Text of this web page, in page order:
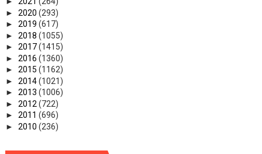
► 2020 (293)
► 2019 (617)
► 2018 (1055)
► 2017(1415)
► 2016 (1360)
► 2015 (1162)
► 2014(1021)
► 2013 (1006)
► 2012 (722)
► 2011 (696)
► 2010 (236)